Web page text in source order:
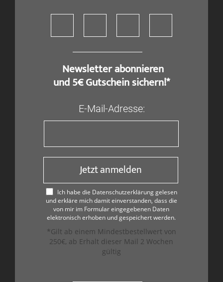
​ Newsletter abonnieren
und 5€ Gutschein sichern!*
E-Mail-Adresse:
Jetzt anmelden
Ich habe die Datenschutzerklärung gelesen
und erkläre mich damit einverstanden, dass die
von mir im Formular eingegebenen Daten
elektronisch erhoben und gespeichert werden.
*Gilt ab einem Mindestbestellwert von
250€, ab Erhalt dieser Mail 2 Wochen
gültig